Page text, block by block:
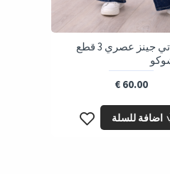
طقم بناتي جينز عصري 3 قطع
60.00 €
اضافة للسلة